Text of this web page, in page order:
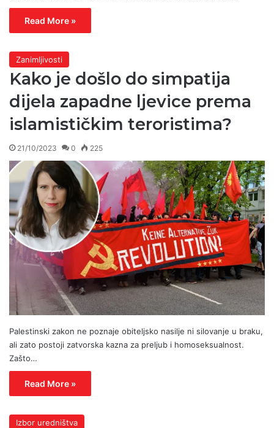
Read More »
Zanimljivosti
Kako je došlo do simpatija
dijela zapadne ljevice prema
islamističkim teroristima?
21/10/2023 0 225
Palestinski zakon ne poznaje obiteljsko nasilje ni silovanje u braku,
ali zato postoji zatvorska kazna za preljub i homoseksualnost.
Zašto…
Read More »
Izbor uredništva